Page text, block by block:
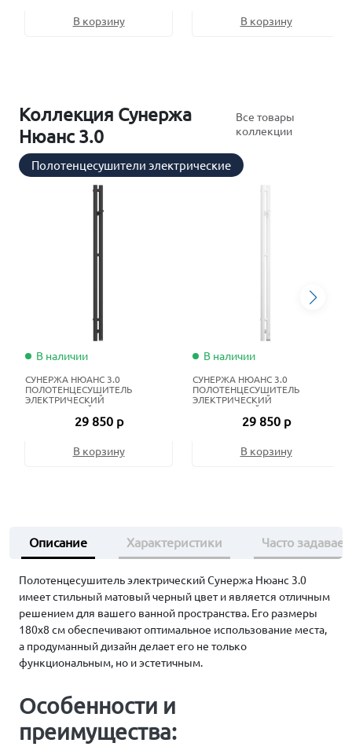
В корзину В корзину
Коллекция Сунержа
Нюанс 3.0
Все товары
коллекции
Полотенцесушители электрические
В наличии
СУНЕРЖА НЮАНС 3.0
ПОЛОТЕНЦЕСУШИТЕЛЬ
ЭЛЕКТРИЧЕСКИЙ
ЖИДКОСТНЫЙ 120Х8 СМ
ТЁМНЫЙ ТИТАН МУАР
29 850 р
В корзину
В наличии
СУНЕРЖА НЮАНС 3.0
ПОЛОТЕНЦЕСУШИТЕЛЬ
ЭЛЕКТРИЧЕСКИЙ
ЖИДКОСТНЫЙ 120Х8 СМ
МАТОВЫЙ БЕЛЫЙ
29 850 р
В корзину
Описание Характеристики Часто
Полотенцесушитель электрический Сунержа Нюанс 3.0
имеет стильный матовый черный цвет и является отличным
решением для вашего ванной пространства. Его размеры
180х8 см обеспечивают оптимальное использование места,
а продуманный дизайн делает его не только
функциональным, но и эстетичным.
Особенности и
преимущества: